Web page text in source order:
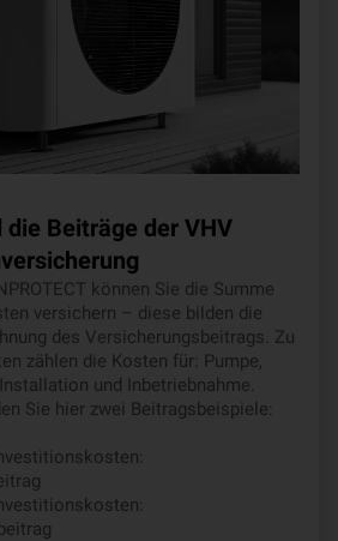
die Beiträge der VHV
können Sie die Summe
versichern – diese bilden die
des Versicherungsbeitrags. Zu
zählen die Kosten für: Pumpe,
und Inbetriebnahme.
Sie hier zwei Beitragsbeispiele: